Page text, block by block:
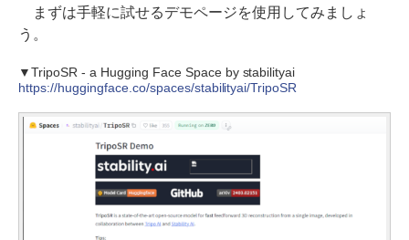
まずは手軽に試せるデモページを使用してみましょ
う。
▼TripoSR - a Hugging Face Space by stabilityai
https://huggingface.co/spaces/stabilityai/TripoSR